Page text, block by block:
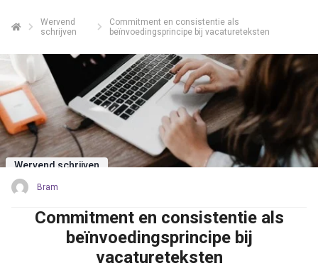
Wervend
schrijven
Commitment en consistentie als
beïnvoedingsprincipe bij vacatureteksten
Wervend schrijven
Bram
Commitment en consistentie als
beïnvoedingsprincipe bij
vacatureteksten